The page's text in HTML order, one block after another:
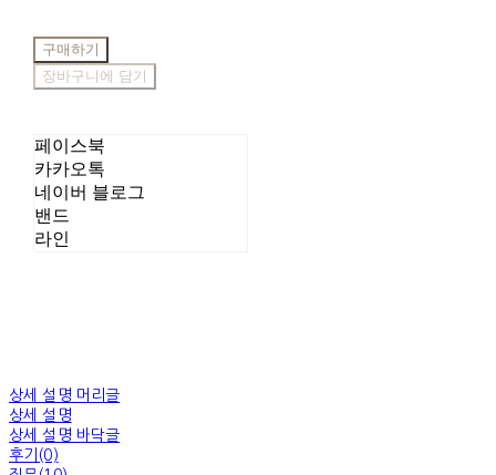
구매하기
장바구니에 담기
페이스북
카카오톡
네이버 블로그
밴드
라인
상세 설명 머리글
상세 설명
상세 설명 바닥글
후기(0)